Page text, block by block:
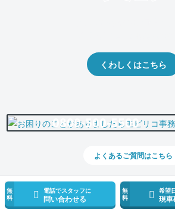
無
料
電話でスタッフに
問い合わせる
無
料
希望
現車
くわしくはこちら
0800-500-5500
よくあるご質問はこちら